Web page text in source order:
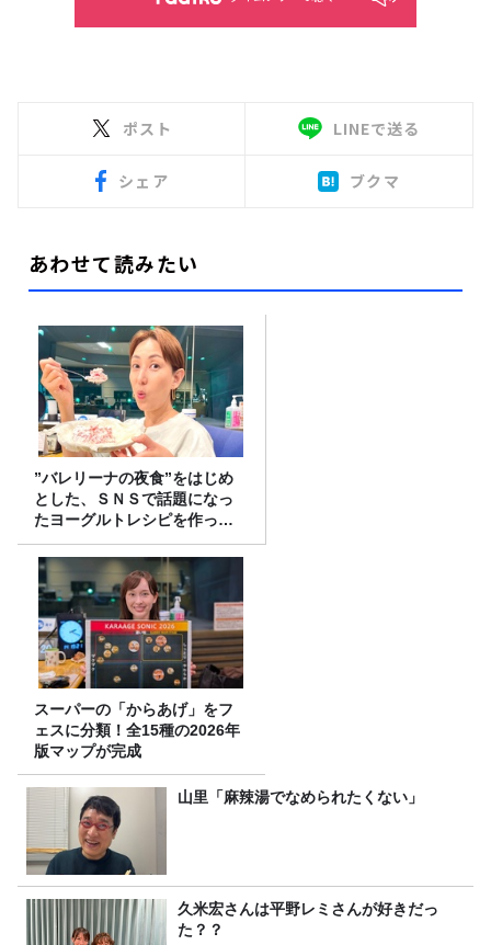
ポスト LINEで送る
シェア ブクマ
あわせて読みたい
”バレリーナの夜食”をはじめ
とした、ＳＮＳで話題になっ
たヨーグルトレシピを作って
みた！
スーパーの「からあげ」をフ
ェスに分類！全15種の2026年
版マップが完成
山里「麻辣湯でなめられたくない」
久米宏さんは平野レミさんが好きだっ
た？？